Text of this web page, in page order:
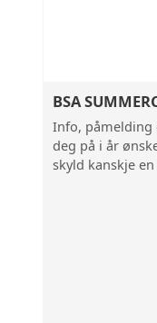
BSA
Info, påmelding
deg på i år
skyld kanskje